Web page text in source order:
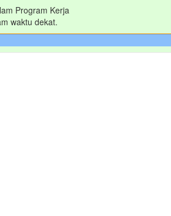
Program Kerja
waktu dekat.